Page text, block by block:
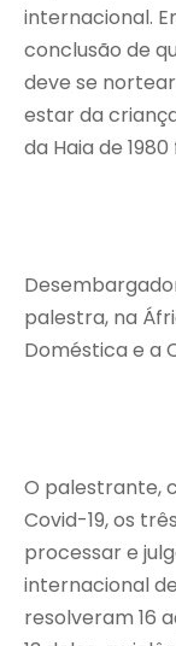
internacional.
conclusão de
deve se
estar da
da Haia de
palestra, na
Doméstica e a
O palestrante,
Covid-19, os
processar e
internacional
resolveram 16